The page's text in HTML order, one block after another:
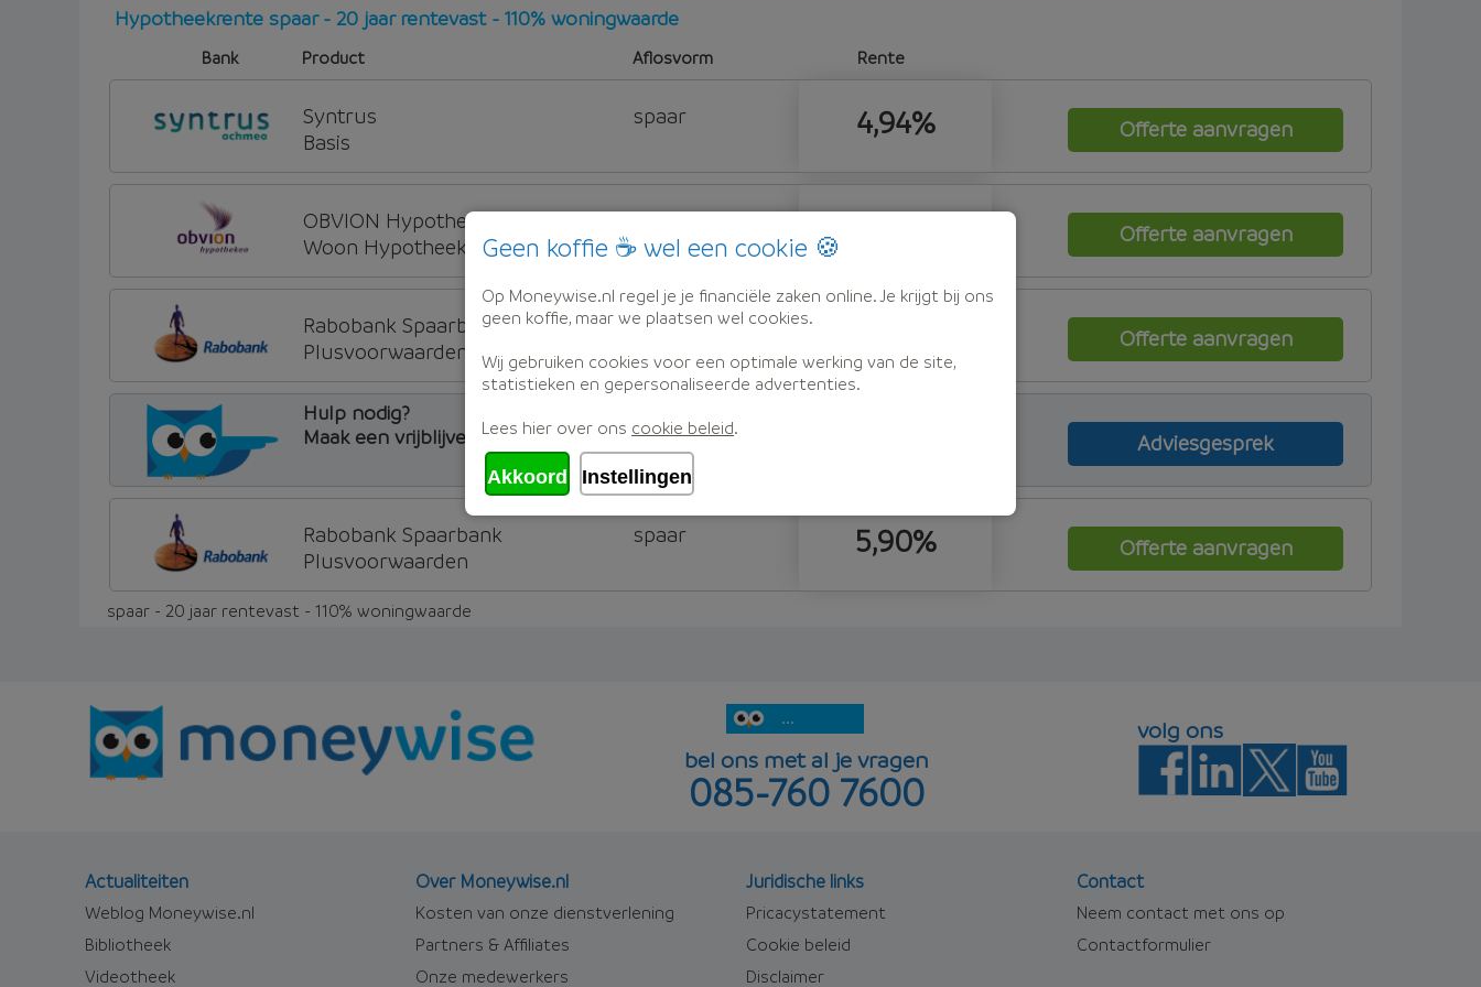
Hypotheekrente spaar - 20 jaar rentevast - 110% woningwaarde
Bank Product Aflosvorm Rente
Syntrus
Basis
spaar 4,94% Offerte aanvragen
OBVION Hypotheken
Woon Hypotheek
spaar Offerte aanvragen
Rabobank Spaarbank
Plusvoorwaarden (Incl. Korting)
spaar Offerte aanvragen
Hulp nodig?
Maak een vrijblijvend afspraak met één van onze hypotheekadviseurs.
Adviesgesprek
Rabobank Spaarbank
Plusvoorwaarden
spaar 5,90% Offerte aanvragen
spaar - 20 jaar rentevast - 110% woningwaarde
...
bel ons met al je vragen
085-760 7600
volg ons
Actualiteiten
Weblog Moneywise.nl
Bibliotheek
Videotheek
Over Moneywise.nl
Kosten van onze dienstverlening
Partners & Affiliates
Onze medewerkers
Juridische links
Pricacystatement
Cookie beleid
Disclaimer
Contact
Neem contact met ons op
Contactformulier
Geen koffie ☕ wel een cookie 🍪
Op Moneywise.nl regel je je financiële zaken online. Je krijgt bij ons
geen koffie, maar we plaatsen wel cookies.
Wij gebruiken cookies voor een optimale werking van de site,
statistieken en gepersonaliseerde advertenties.
Lees hier over ons cookie beleid.
Akkoord Instellingen